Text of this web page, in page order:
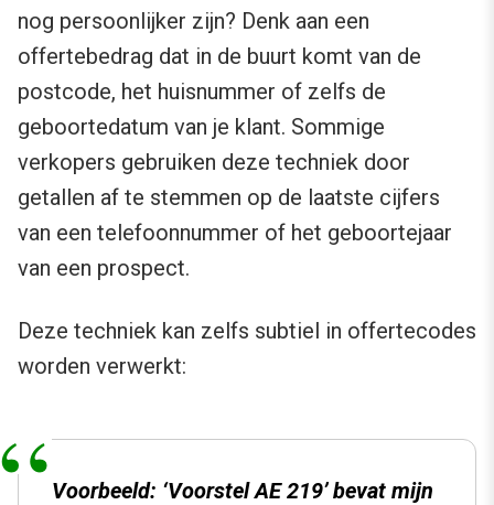
nog persoonlijker zijn? Denk aan een
offertebedrag dat in de buurt komt van de
postcode, het huisnummer of zelfs de
geboortedatum van je klant. Sommige
verkopers gebruiken deze techniek door
getallen af te stemmen op de laatste cijfers
van een telefoonnummer of het geboortejaar
van een prospect.
Deze techniek kan zelfs subtiel in offertecodes
worden verwerkt:
Voorbeeld: ‘Voorstel AE 219’ bevat mijn